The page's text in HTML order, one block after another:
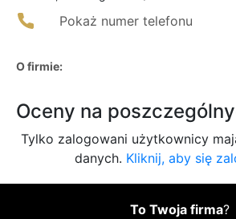
Pokaż numer telefonu
O firmie:
Oceny na
Tylko zalogowani użytkownicy
danych. Kliknij, aby się
To Twoja firma?